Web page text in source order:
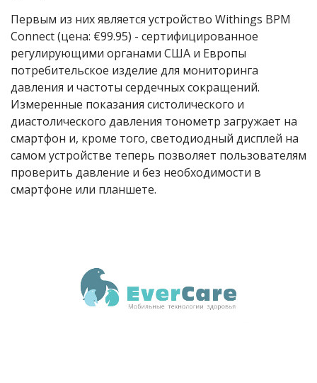
Первым из них является устройство Withings BPM
Connect (цена: €99.95) - сертифицированное
регулирующими органами США и Европы
потребительское изделие для мониторинга
давления и частоты сердечных сокращений.
Измеренные показания систолического и
диастолического давления тонометр загружает на
смартфон и, кроме того, светодиодный дисплей на
самом устройстве теперь позволяет пользователям
проверить давление и без необходимости в
смартфоне или планшете.